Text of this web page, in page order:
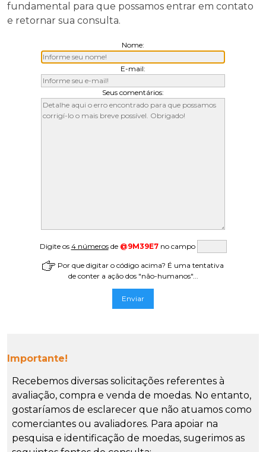
fundamental para que possamos entrar em contato
e retornar sua consulta.
Nome:
E-mail:
Seus comentários:
Digite os 4 númerosde @9M39E7no campo
Por que digitar o código acima? É uma tentativa
de conter a ação dos "não-humanos"...
Importante!
Recebemos diversas solicitações referentes à
avaliação, compra e venda de moedas. No entanto,
gostaríamos de esclarecer que não atuamos como
comerciantes ou avaliadores. Para apoiar na
pesquisa e identificação de moedas, sugerimos as